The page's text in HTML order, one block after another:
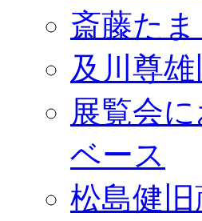
斎藤た
及川尊
展覧会
ベース
松島健